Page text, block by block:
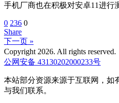
手机厂商也在积极对安卓11进
0 236 0
Share
下一页 »
Copyright 2026. All rights reserved.
公网安备 43130202000233号
本站部分资源来源于互联网，如
与我们联系。